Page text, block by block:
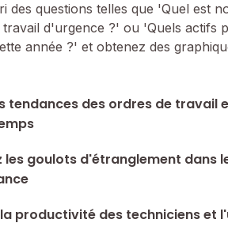
des questions telles que 'Quel est
d'urgence ?' ou 'Quels actifs
année ?' et obtenez des
tendances des ordres de travail
les goulots d'étranglement dans
productivité des techniciens et